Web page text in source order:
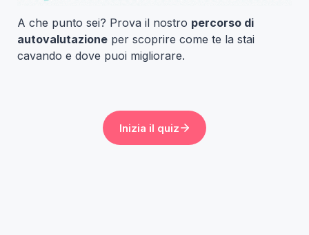
A che punto sei? Prova il nostro percorso di
autovalutazione per scoprire come te la stai
cavando e dove puoi migliorare.
Inizia il quiz